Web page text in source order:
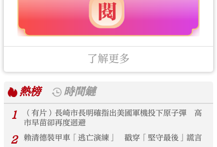
了解更多
熱榜
時間鏈
1
（有片）長崎市長明確指出美國軍機投下原子彈 高
市早苗卻再度迴避
2 賴清德裝甲車「逃亡演練」 戳穿「堅守最後」謊言